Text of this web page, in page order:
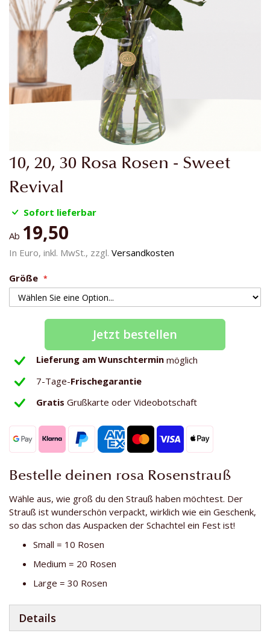
10, 20, 30 Rosa Rosen - Sweet
Revival
Sofort lieferbar
Ab 19,50
In Euro, inkl. MwSt., zzgl. Versandkosten
Größe
Jetzt bestellen
Lieferung am Wunschtermin möglich
7-Tage-Frischegarantie
Gratis Grußkarte oder Videobotschaft
Bestelle deinen rosa Rosenstrauß
Wähle aus, wie groß du den Strauß haben möchtest. Der
Strauß ist wunderschön verpackt, wirklich wie ein Geschenk,
so das schon das Auspacken der Schachtel ein Fest ist!
Small = 10 Rosen
Medium = 20 Rosen
Large = 30 Rosen
Details
Zum
Anfang
der
springen